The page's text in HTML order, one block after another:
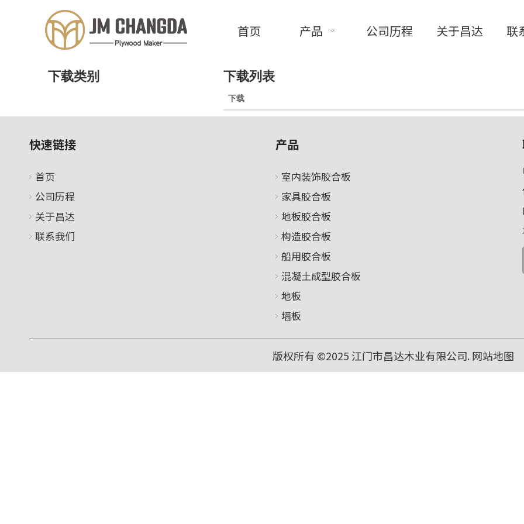
首页 产品 公司历程 关于昌达 联
下载类别 下载列表
下载
快速链接
首页
公司历程
关于昌达
联系我们
产品
室内装饰胶合板
家具胶合板
地板胶合板
构造胶合板
船用胶合板
混凝土成型胶合板
地板
墙板
版权所有 ©2025 江门市昌达木业有限公司. 网站地图